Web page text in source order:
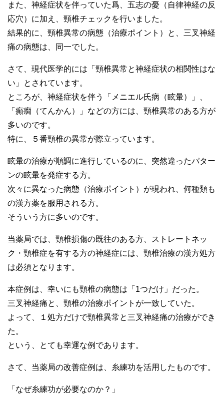
また、神経症状を伴っていた爲、五志の憂（自律神経の反
応穴）に加え、頸椎チェックを行いました。
結果的に、頸椎異常の病態（治療ポイント）と、三叉神経
痛の病態は、同一でした。
さて、現代医学的には「頸椎異常と神経症状の相関性はな
い」とされています。
ところが、神経症状を伴う「メニエル氏病（眩暈）」、
「癲癇（てんかん）」などの方には、頸椎異常のある方が
多いのです。
特に、５番頸椎の異常が際立っています。
眩暈の治療が順調に進行しているのに、突然違ったパター
ンの眩暈を発症する方。
次々に異なった病態（治療ポイント）が現われ、何種類も
の漢方薬を服用される方。
そういう方に多いのです。
当薬局では、頸椎損傷の既往のある方、ストレートネッ
ク・頸椎症を有する方の神経症には、頸椎治療の漢方処方
は必須となります。
本症例は、幸いにも頸椎の病態は「1つだけ」だった。
三叉神経痛と、頸椎の治療ポイントが一致していた。
よって、１処方だけで頸椎異常と三叉神経痛の治療ができ
た。
という、とても幸運な例であります。
さて、当薬局の改善症例は、糸練功を活用したものです。
「なぜ糸練功が必要なのか？」